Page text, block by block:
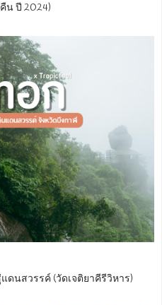
น ปี 2024)
ดนสวรรค์ (วัดเจติยาคีรีวิหาร)